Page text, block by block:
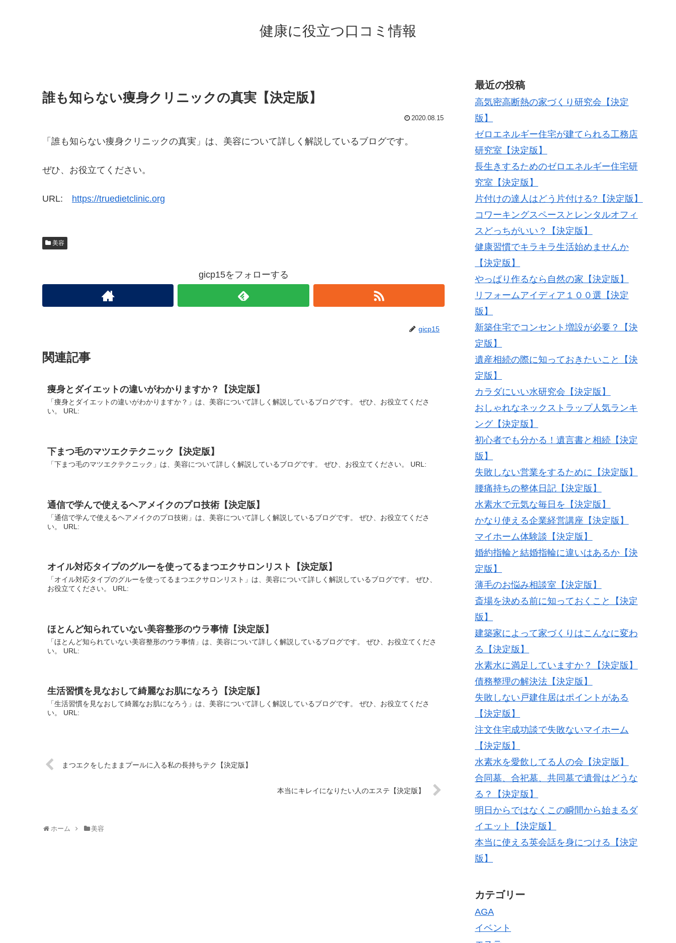
健康に役立つ口コミ情報
誰も知らない痩身クリニックの真実【決定版】
2020.08.15
「誰も知らない痩身クリニックの真実」は、美容について詳しく解説しているブログです。
ぜひ、お役立てください。
URL: https://truedietclinic.org
美容
gicp15をフォローする
gicp15
関連記事
痩身とダイエットの違いがわかりますか？【決定版】
「痩身とダイエットの違いがわかりますか？」は、美容について詳しく解説しているブログです。 ぜひ、お役立てくださ
い。 URL:
下まつ毛のマツエクテクニック【決定版】
「下まつ毛のマツエクテクニック」は、美容について詳しく解説しているブログです。 ぜひ、お役立てください。 URL:
通信で学んで使えるヘアメイクのプロ技術【決定版】
「通信で学んで使えるヘアメイクのプロ技術」は、美容について詳しく解説しているブログです。 ぜひ、お役立てくださ
い。 URL:
オイル対応タイプのグルーを使ってるまつエクサロンリスト【決定版】
「オイル対応タイプのグルーを使ってるまつエクサロンリスト」は、美容について詳しく解説しているブログです。 ぜひ、
お役立てください。 URL:
ほとんど知られていない美容整形のウラ事情【決定版】
「ほとんど知られていない美容整形のウラ事情」は、美容について詳しく解説しているブログです。 ぜひ、お役立てくださ
い。 URL:
生活習慣を見なおして綺麗なお肌になろう【決定版】
「生活習慣を見なおして綺麗なお肌になろう」は、美容について詳しく解説しているブログです。 ぜひ、お役立てくださ
い。 URL:
まつエクをしたままプールに入る私の長持ちテク【決定版】
本当にキレイになりたい人のエステ【決定版】
ホーム 美容
最近の投稿
高気密高断熱の家づくり研究会【決定
版】
ゼロエネルギー住宅が建てられる工務店
研究室【決定版】
長生きするためのゼロエネルギー住宅研
究室【決定版】
片付けの達人はどう片付ける?【決定版】
コワーキングスペースとレンタルオフィ
スどっちがいい？【決定版】
健康習慣でキラキラ生活始めませんか
【決定版】
やっぱり作るなら自然の家【決定版】
リフォームアイディア１００選【決定
版】
新築住宅でコンセント増設が必要？【決
定版】
遺産相続の際に知っておきたいこと【決
定版】
カラダにいい水研究会【決定版】
おしゃれなネックストラップ人気ランキ
ング【決定版】
初心者でも分かる！遺言書と相続【決定
版】
失敗しない営業をするために【決定版】
腰痛持ちの整体日記【決定版】
水素水で元気な毎日を【決定版】
かなり使える企業経営講座【決定版】
マイホーム体験談【決定版】
婚約指輪と結婚指輪に違いはあるか【決
定版】
薄毛のお悩み相談室【決定版】
斎場を決める前に知っておくこと【決定
版】
建築家によって家づくりはこんなに変わ
る【決定版】
水素水に満足していますか？【決定版】
債務整理の解決法【決定版】
失敗しない戸建住居はポイントがある
【決定版】
注文住宅成功談で失敗ないマイホーム
【決定版】
水素水を愛飲してる人の会【決定版】
合同墓、合祀墓、共同墓で遺骨はどうな
る？【決定版】
明日からではなくこの瞬間から始まるダ
イエット【決定版】
本当に使える英会話を身につける【決定
版】
カテゴリー
AGA
イベント